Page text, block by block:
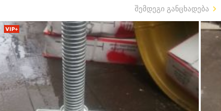
შემდეგი განცხადება
VIP+